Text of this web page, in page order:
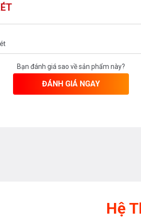
Bạn đánh giá sao về sản phẩm này?
ĐÁNH GIÁ NGAY
Hệ